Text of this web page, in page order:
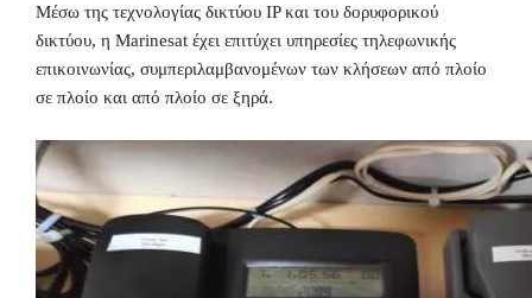
Μέσω της τεχνολογίας δικτύου IP και του δορυφορικού
δικτύου, η Marinesat έχει επιτύχει υπηρεσίες τηλεφωνικής
επικοινωνίας, συμπεριλαμβανομένων των κλήσεων από πλοίο
σε πλοίο και από πλοίο σε ξηρά.